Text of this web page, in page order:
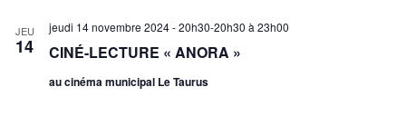
JEU
14 CINÉ-LECTURE « ANORA »
jeudi 14 novembre 2024 - 20h30-20h30 à 23h00
au cinéma municipal Le Taurus